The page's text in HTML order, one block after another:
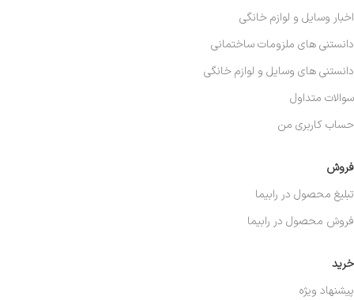
خرید
پیشنهاد ویژه
فروش
تبلیغ محصول در رابیما
فروش محصول در رابیما
اخبار وسایل و لوازم خانگی
دانستنی های ملزومات ساختمانی
دانستنی های وسایل و لوازم خانگی
سوالات متداول
حساب کاربری من